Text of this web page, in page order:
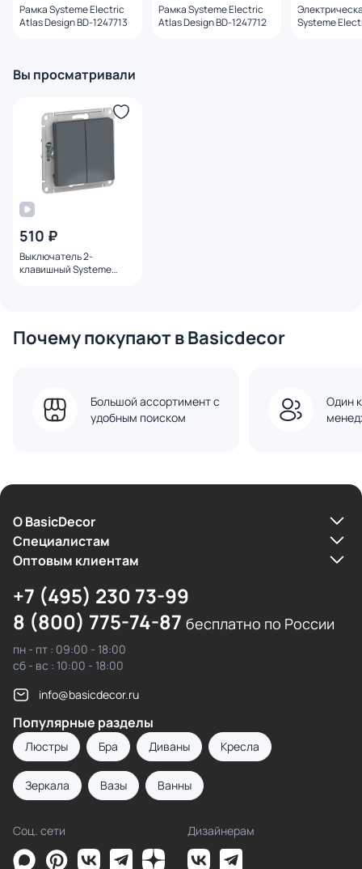
Рамка Systeme Electric
Atlas Design BD-1247713
Рамка Systeme Electric
Atlas Design BD-1247712
Systeme
Вы просматривали
510 ₽
Выключатель 2-
клавишный Systeme
Почему покупают в Basicdecor
Большой ассортимент с
удобным поиском
Один
О BasicDecor
Cпециалистам
Оптовым клиентам
+7 (495) 230 73-99
8 (800) 775-74-87 бесплатно по России
пн - пт : 09:00 - 18:00
сб - вс : 10:00 - 18:00
info@basicdecor.ru
Популярные разделы
Люстры Бра Диваны Кресла
Зеркала Вазы Ванны
Соц. сети Дизайнерам